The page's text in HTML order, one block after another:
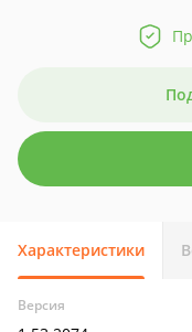
Характеристики
Версия